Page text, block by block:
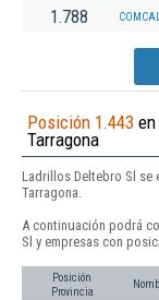
1.788
Posición 1.443
Tarragona
Ladrillos Deltebro Sl se
Tarragona.
A continuación podrá
Sl y empresas con
Posición
Provincia